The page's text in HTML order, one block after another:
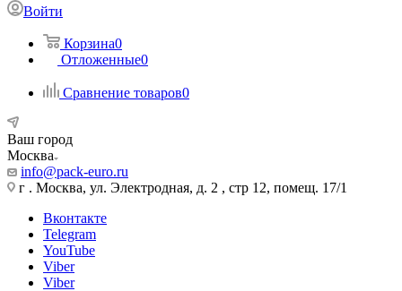
Войти
Корзина0
Отложенные0
Сравнение товаров0
Ваш город
Москва
info@pack-euro.ru
г . Москва, ул. Электродная, д. 2 , стр 12, помещ. 17/1
Вконтакте
Telegram
YouTube
Viber
Viber